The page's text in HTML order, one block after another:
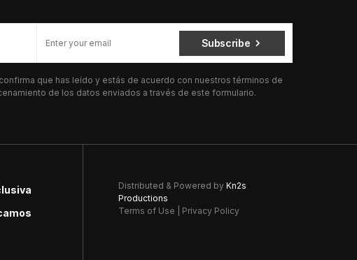
Subscribe
que has leído y estás de acuerdo con nuestros términos de
de los datos enviados a través de este formulario.
Distributed & Powered by Kn2s
Productions
Terms of Use
Privacy Policy